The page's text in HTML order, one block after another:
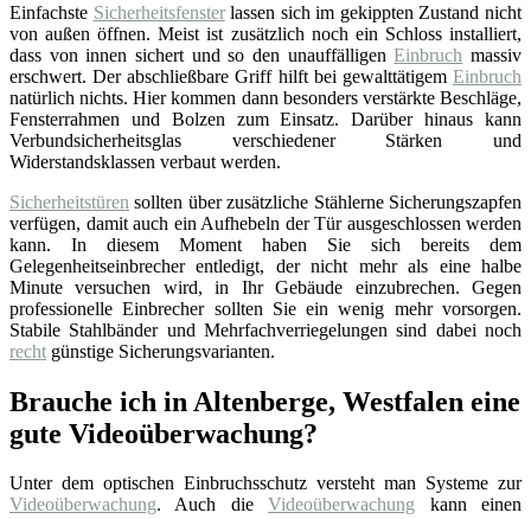
Einfachste Sicherheitsfensterlassen sich im gekippten Zustand nicht
von außen öffnen. Meist ist zusätzlich noch ein Schloss installiert,
dass von innen sichert und so den unauffälligenEinbruch massiv
erschwert. Der abschließbare Griff hilft bei gewalttätigem Einbruch
natürlich nichts. Hier kommen dann besonders verstärkte Beschläge,
Fensterrahmen und Bolzen zum Einsatz. Darüber hinaus kann
Verbundsicherheitsglas verschiedener Stärken und
Widerstandsklassen verbaut werden.
Sicherheitstüren sollten über zusätzliche Stählerne Sicherungszapfen
verfügen, damit auch ein Aufhebeln der Tür ausgeschlossen werden
kann. In diesem Moment haben Sie sich bereits dem
Gelegenheitseinbrecher entledigt, der nicht mehr als eine halbe
Minute versuchen wird, in Ihr Gebäude einzubrechen. Gegen
professionelle Einbrecher sollten Sie ein wenig mehr vorsorgen.
Stabile Stahlbänder und Mehrfachverriegelungen sind dabei noch
recht günstige Sicherungsvarianten.
Brauche ich in Altenberge, Westfalen eine
gute Videoüberwachung?
Unter dem optischen Einbruchsschutz versteht man Systeme zur
Videoüberwachung. Auch dieVideoüberwachung kann einen